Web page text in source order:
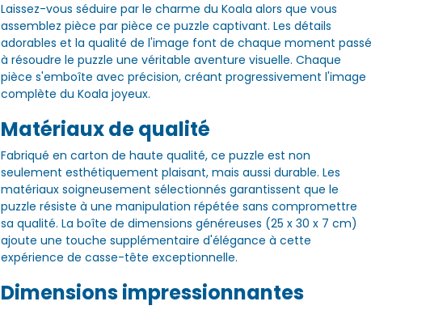
Laissez-vous séduire par le charme du Koala alors que vous
assemblez pièce par pièce ce puzzle captivant. Les détails
adorables et la qualité de l'image font de chaque moment passé
à résoudre le puzzle une véritable aventure visuelle. Chaque
pièce s'emboîte avec précision, créant progressivement l'image
complète du Koala joyeux.
Matériaux de qualité
Fabriqué en carton de haute qualité, ce puzzle est non
seulement esthétiquement plaisant, mais aussi durable. Les
matériaux soigneusement sélectionnés garantissent que le
puzzle résiste à une manipulation répétée sans compromettre
sa qualité. La boîte de dimensions généreuses (25 x 30 x 7 cm)
ajoute une touche supplémentaire d'élégance à cette
expérience de casse-tête exceptionnelle.
Dimensions impressionnantes